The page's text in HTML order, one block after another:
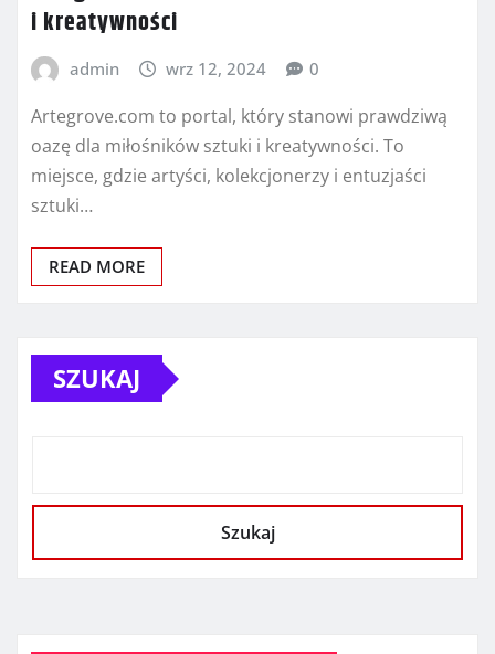
i kreatywności
admin wrz 12, 2024 0
Artegrove.com to portal, który stanowi prawdziwą
oazę dla miłośników sztuki i kreatywności. To
miejsce, gdzie artyści, kolekcjonerzy i entuzjaści
sztuki…
READ MORE
SZUKAJ
Szukaj